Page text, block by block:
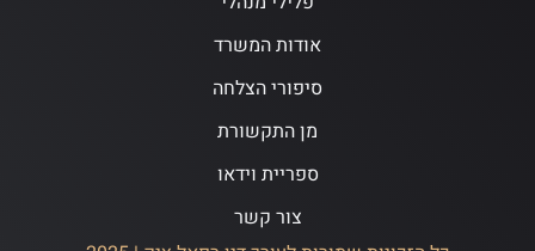
אודות המשרד
סיפורי הצלחה
מן התקשורת
ספריית וידאו
צור קשר